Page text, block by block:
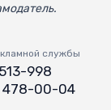
службы
998
478-00-04